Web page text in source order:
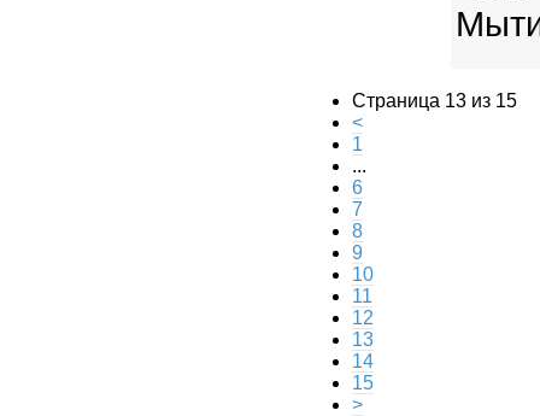
Страница 13 из 15
<
1
...
6
7
8
9
10
11
12
13
14
15
>